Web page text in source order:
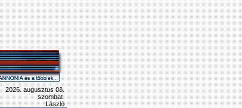
2026. augusztus 08.
szombat
László